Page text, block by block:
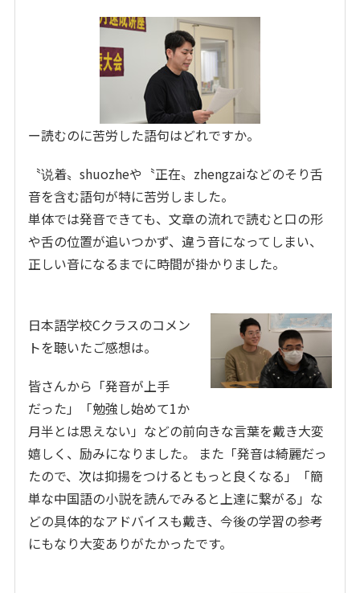
ー読むのに苦労した語句はどれですか。
〝说着〟shuozheや〝正在〟zhengzaiなどのそり舌
音を含む語句が特に苦労しました。
単体では発音できても、文章の流れで読むと口の形
や舌の位置が追いつかず、違う音になってしまい、
正しい音になるまでに時間が掛かりました。
日本語学校Cクラスのコメン
トを聴いたご感想は。
皆さんから「発音が上手
だった」「勉強し始めて1か
月半とは思えない」などの前向きな言葉を戴き大変
嬉しく、励みになりました。 また「発音は綺麗だっ
たので、次は抑揚をつけるともっと良くなる」「簡
単な中国語の小説を読んでみると上達に繋がる」な
どの具体的なアドバイスも戴き、今後の学習の参考
にもなり大変ありがたかったです。